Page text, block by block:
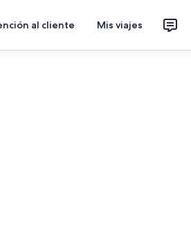
al cliente Mis viajes